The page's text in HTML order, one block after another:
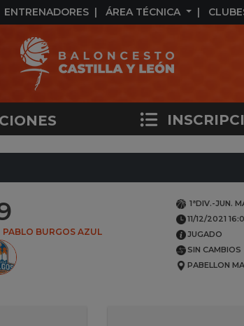
ENTRENADORES ÁREA TÉCNICA
PABLO BURGOS AZUL
1ªDIV.-JUN.
11/12/2021
JUGADO
SIN CAMBIOS
PABELLON